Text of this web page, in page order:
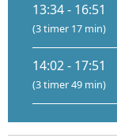
13:34 - 16:51
(3 timer 17 min)
14:02 - 17:51
(3 timer 49 min)